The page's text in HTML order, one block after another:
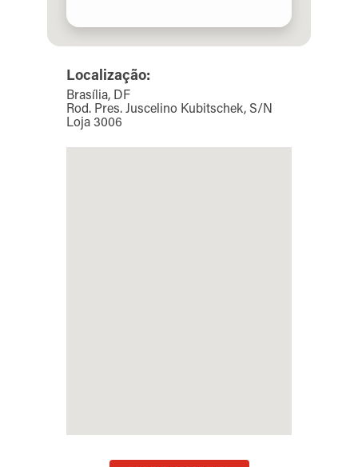
Localização:
Brasília, DF
Rod. Pres. Juscelino Kubitschek, S/N
Loja 3006